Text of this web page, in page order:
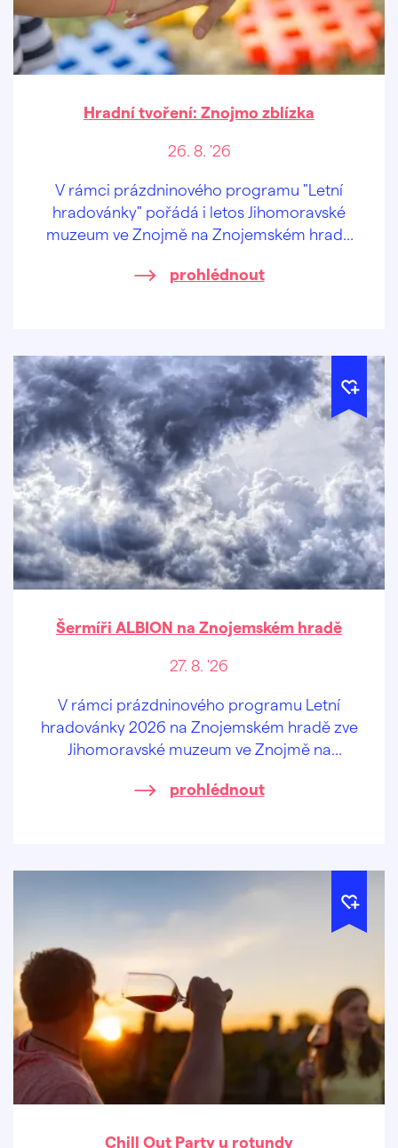
Hradní tvoření: Znojmo zblízka
26. 8. '26
V rámci prázdninového programu "Letní
hradovánky" pořádá i letos Jihomoravské
muzeum ve Znojmě na Znojemském hradě
jejich pra/rodiče.
prohlédnout
Šermíři ALBION na Znojemském hradě
27. 8. '26
V rámci prázdninového programu Letní
hradovánky 2026 na Znojemském hradě zve
Jihomoravské muzeum ve Znojmě na
prohlédnout
Chill Out Party u rotundy